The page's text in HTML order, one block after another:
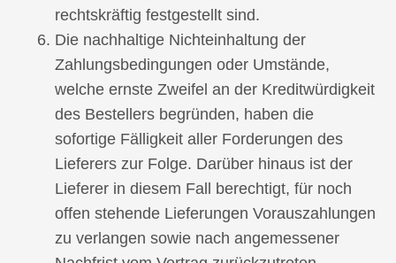
rechtskräftig festgestellt sind.
Die nachhaltige Nichteinhaltung der
Zahlungsbedingungen oder Umstände,
welche ernste Zweifel an der Kreditwürdigkeit
des Bestellers begründen, haben die
sofortige Fälligkeit aller Forderungen des
Lieferers zur Folge. Darüber hinaus ist der
Lieferer in diesem Fall berechtigt, für noch
offen stehende Lieferungen Vorauszahlungen
zu verlangen sowie nach angemessener